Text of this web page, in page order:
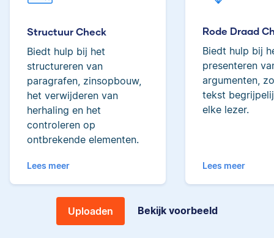
Structuur Check
Biedt hulp bij het
structureren van
paragrafen, zinsopbouw,
het verwijderen van
herhaling en het
controleren op
ontbrekende elementen.
Lees meer
Rode Draad
Biedt hulp bij
presenteren
argumenten,
tekst
elke lezer.
Lees meer
Uploaden Bekijk voorbeeld
Yves heeft een MSc in
poëzieliefhebber en
Lilianne heeft Engels
gestudeerd, is docent
journalistiek en heeft
als Scribbr-editor al